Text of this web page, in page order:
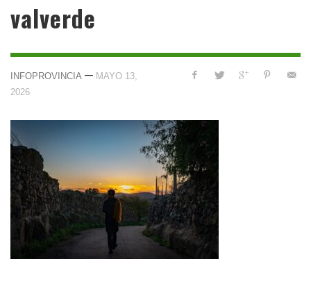
valverde
INFOPROVINCIA — MAYO 13,
2026